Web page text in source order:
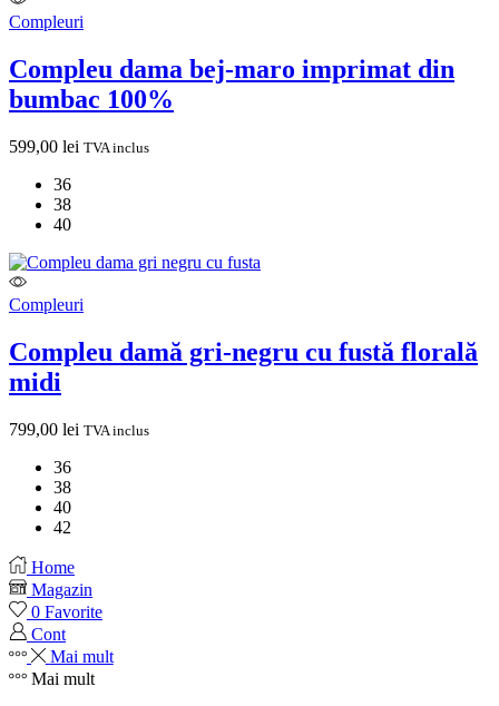
Compleuri
Compleu dama bej-maro imprimat din
bumbac 100%
599,00 lei TVA inclus
36
38
40
Compleuri
Compleu damă gri-negru cu fustă florală
midi
799,00 lei TVA inclus
36
38
40
42
Home
Magazin
0 Favorite
Cont
Mai mult
Mai mult